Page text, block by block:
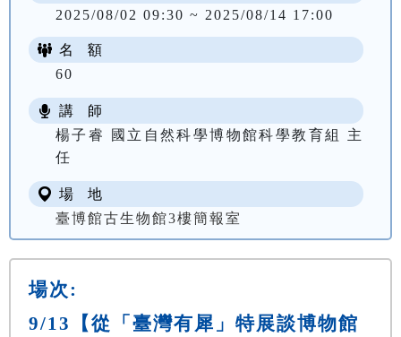
2025/08/02 09:30 ~ 2025/08/14 17:00
名 額
60
講 師
楊子睿 國立自然科學博物館科學教育組 主
任
場 地
臺博館古生物館3樓簡報室
場次:
9/13【從「臺灣有犀」特展談博物館